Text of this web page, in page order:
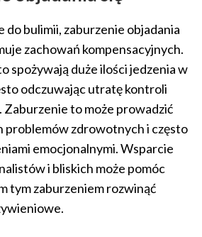
bulimii, zaburzenie objadania
zachowań kompensacyjnych.
spożywają duże ilości jedzenia w
odczuwając utratę kontroli
Zaburzenie to może prowadzić
problemów zdrowotnych i często
emocjonalnymi. Wsparcie
i bliskich może pomóc
tym zaburzeniem rozwinąć